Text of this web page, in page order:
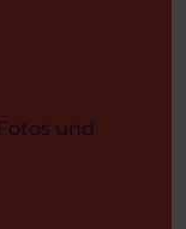
und